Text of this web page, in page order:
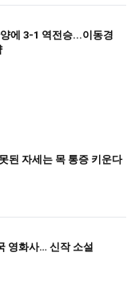
에 3-1 역전승...이동경
된 자세는 목 통증 키운다
영화사… 신작 소설